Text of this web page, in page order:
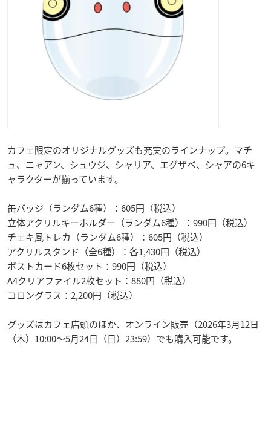
カフェ限定のオリジナルグッズも充実のラインナップ。マチ
ュ、ニャアン、シュウジ、シャリア、エグザべ、シャアの6キ
ャラクターが揃っています。
缶バッジ（ランダム6種）：605円（税込）
立体アクリルキーホルダー（ランダム6種）：990円（税込）
チェキ風トレカ（ランダム6種）：605円（税込）
アクリルスタンド（全6種）：各1,430円（税込）
ポストカード6枚セット：990円（税込）
A4クリアファイル2枚セット：880円（税込）
コロングラス：2,200円（税込）
グッズはカフェ店頭のほか、オンライン販売（2026年3月12日
（木）10:00～5月24日（日）23:59）でも購入可能です。